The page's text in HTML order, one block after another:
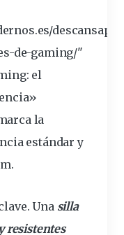
de-gaming/"
el
»
la
estándar y
Una silla
resistentes